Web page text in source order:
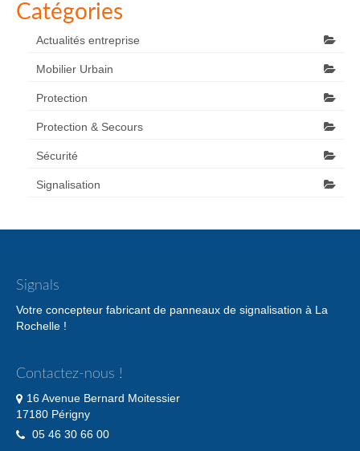
Catégories
Actualités entreprise
Mobilier Urbain
Protection
Protection & Secours
Sécurité
Signalisation
Signals
Votre concepteur fabricant de panneaux de signalisation à La
Rochelle !
Contactez-nous !
16 Avenue Bernard Moitessier
17180 Périgny
05 46 30 66 00